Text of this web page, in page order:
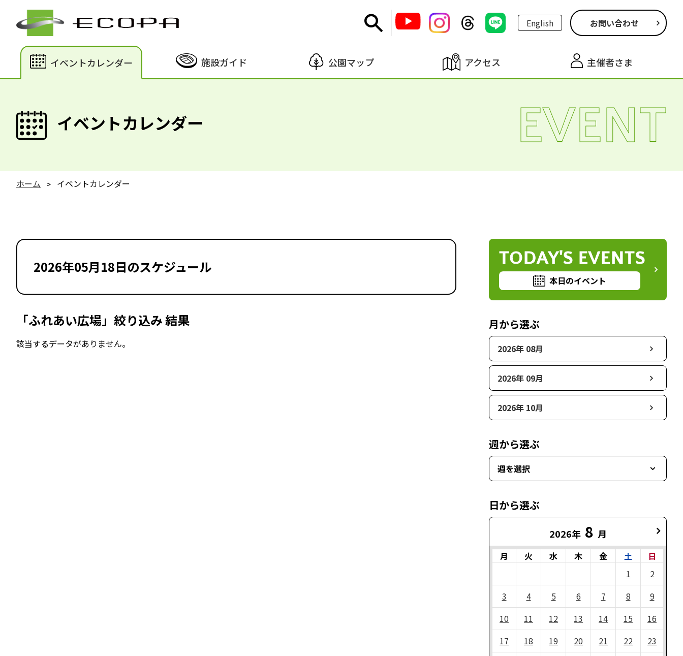
English お問い合わせ
イベントカレンダー 施設ガイド 公園マップ アクセス 主催者さま
イベントカレンダー EVENT
ホーム イベントカレンダー
2026年05月18日のスケジュール
「ふれあい広場」絞り込み 結果
該当するデータがありません。
TODAY'S EVENTS
本日のイベント
月から選ぶ
2026年 08月
2026年 09月
2026年 10月
週から選ぶ
週を選択
日から選ぶ
2026年 8 月
月 火 水 木 金 土
日
1
2
3
4 5 6 7 8
9
10
11 12 13 14 15
16
17
18 19 20 21 22
23